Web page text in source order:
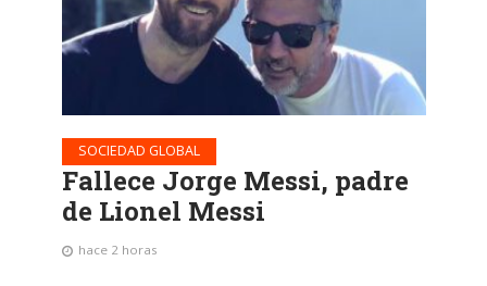
SOCIEDAD GLOBAL
Fallece Jorge Messi, padre
de Lionel Messi
hace 2 horas